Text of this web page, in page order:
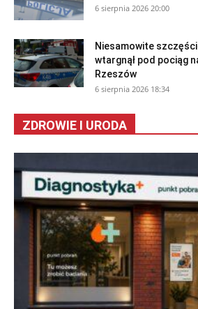
6 sierpnia 2026 20:00
Niesamowite
wtargnął pod pociąg
Rzeszów
6 sierpnia 2026 18:34
ZDROWIE I URODA